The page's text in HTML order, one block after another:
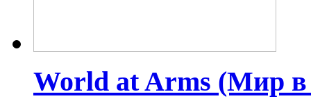
World at Arms (Мир в